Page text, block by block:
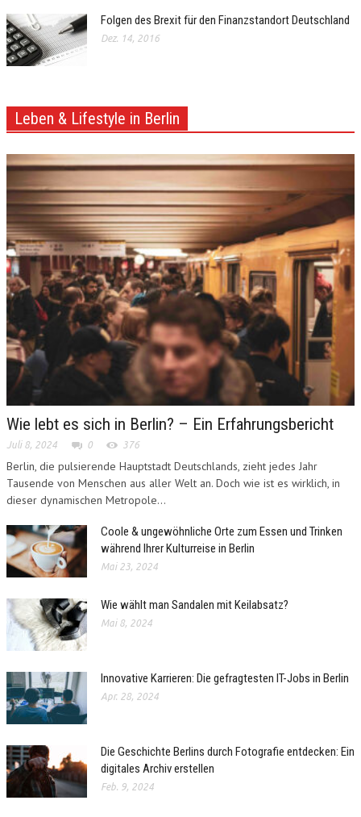
Folgen des Brexit für den Finanzstandort Deutschland
Dez. 14, 2016
Leben & Lifestyle in Berlin
Wie lebt es sich in Berlin? – Ein Erfahrungsbericht
Juli 8, 2024 0 376
Berlin, die pulsierende Hauptstadt Deutschlands, zieht jedes Jahr
Tausende von Menschen aus aller Welt an. Doch wie ist es wirklich, in
dieser dynamischen Metropole...
Coole & ungewöhnliche Orte zum Essen und Trinken
während Ihrer Kulturreise in Berlin
Mai 23, 2024
Wie wählt man Sandalen mit Keilabsatz?
Mai 8, 2024
Innovative Karrieren: Die gefragtesten IT-Jobs in Berlin
Apr. 28, 2024
Die Geschichte Berlins durch Fotografie entdecken: Ein
digitales Archiv erstellen
Feb. 9, 2024